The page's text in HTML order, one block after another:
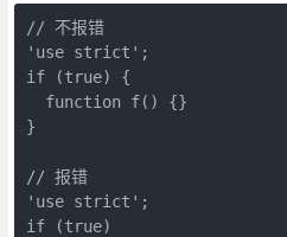
// 不报错
'use strict';
if (true) {
  function f() {}
}
// 报错
'use strict';
if (true)